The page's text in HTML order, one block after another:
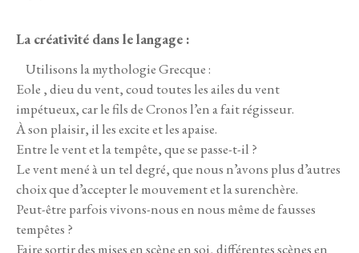
La créativité dans le langage :
Utilisons la mythologie Grecque :
Eole , dieu du vent, coud toutes les ailes du vent
impétueux, car le fils de Cronos l’en a fait régisseur.
À son plaisir, il les excite et les apaise.
Entre le vent et la tempête, que se passe-t-il ?
Le vent mené à un tel degré, que nous n’avons plus d’autres
choix que d’accepter le mouvement et la surenchère.
Peut-être parfois vivons-nous en nous même de fausses
tempêtes ?
Faire sortir des mises en scène en soi, différentes scènes en